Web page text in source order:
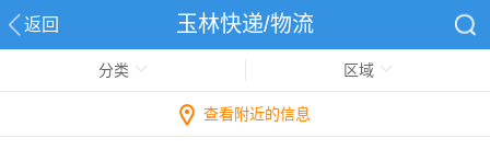
返回 玉林快递/物流
分类 区域
查看附近的信息